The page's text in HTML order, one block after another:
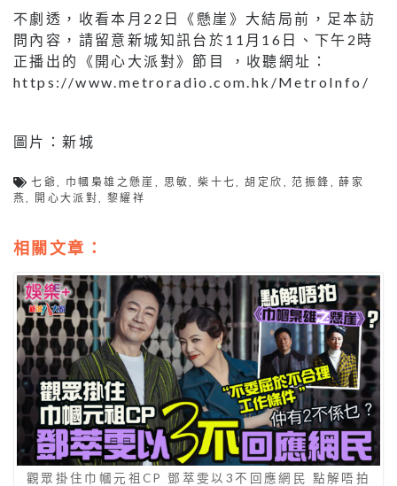
不劇透，收看本月22日《懸崖》大結局前，足本訪
問內容，請留意新城知訊台於11月16日、下午2時
正播出的《開心大派對》節目 ，收聽網址：
https://www.metroradio.com.hk/MetroInfo/
圖片：新城
七爺 巾幗梟雄之懸崖 思敏 ,柴十七 ,胡定欣 ,范振鋒 ,薛家
燕
開心大派對 ,黎耀祥
相關文章：
觀眾掛住巾幗元祖CP 鄧萃雯以3不回應網民 點解唔拍